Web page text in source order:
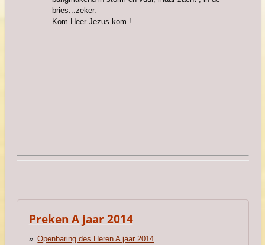
bries...zeker.
Kom Heer Jezus kom !
Preken A jaar 2014
Openbaring des Heren A jaar 2014